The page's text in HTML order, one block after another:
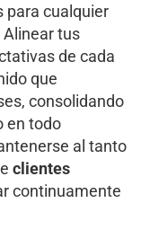
para cualquier
tus
de cada
que
consolidando
en todo
al tanto
clientes
continuamente